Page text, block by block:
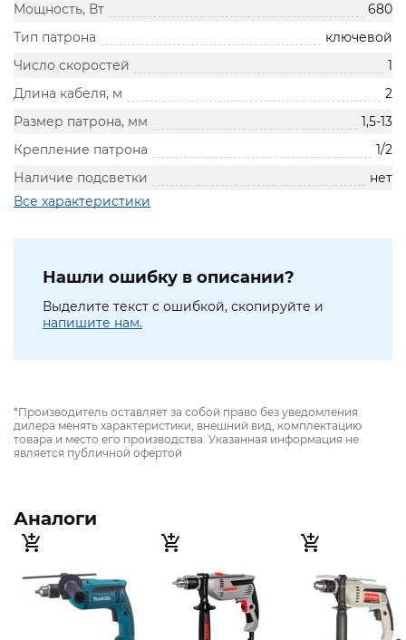
Мощность, Вт
680
Тип патрона
ключевой
Число скоростей
1
Длина кабеля, м
2
Размер патрона, мм
1,5-13
Крепление патрона
1/2
Наличие подсветки
нет
Все характеристики
Нашли ошибку в описании?
Выделите текст с ошибкой, скопируйте и
напишите нам.
*Производитель оставляет за собой право без уведомления
дилера менять характеристики, внешний вид, комплектацию
товара и место его производства. Указанная информация не
является публичной офертой
Аналоги